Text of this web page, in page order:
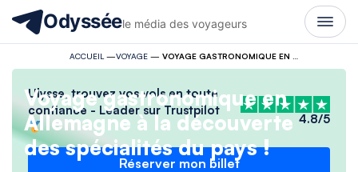
Odysséele média des voyageurs
ACCUEIL —VOYAGE—
Ulysse, trouvez vos vols en toute
confiance - Leader sur Trustpilot
4.8/5
Réserver mon billet
Voyage gastronomique en
Allemagne à la découverte
des spécialités du pays !